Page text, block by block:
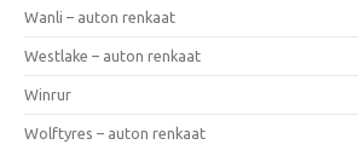
Wanli – auton renkaat
Westlake – auton renkaat
Winrur
Wolftyres – auton renkaat